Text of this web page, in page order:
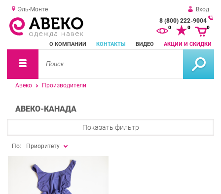
Эль-Монте
Вход
8 (800) 222-9004
О КОМПАНИИ КОНТАКТЫ ВИДЕО АКЦИИ И СКИДКИ
0 0 0
Авеко Производители
АВЕКО-КАНАДА
Показать фильтр
По: Приоритету